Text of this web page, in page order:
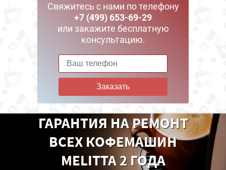
Свяжитесь с нами по телефону
+7 (499) 653-69-29
или закажите бесплатную
консультацию.
Заказать
ГАРАНТИЯ НА РЕМОНТ
ВСЕХ КОФЕМАШИН
MELITTA 2 ГОДА